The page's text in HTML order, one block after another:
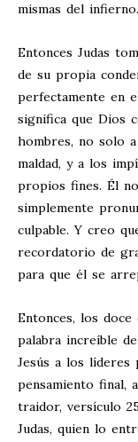
mismas del infierno.
Entonces Judas
de su propia
perfectamente en
significa que Dios
hombres, no solo
maldad, y a los
propios fines. Él
simplemente
culpable. Y creo
recordatorio de
para que él se
Entonces, los
palabra increíble
Jesús a los líderes
pensamiento final,
traidor, versículo
Judas, quien lo